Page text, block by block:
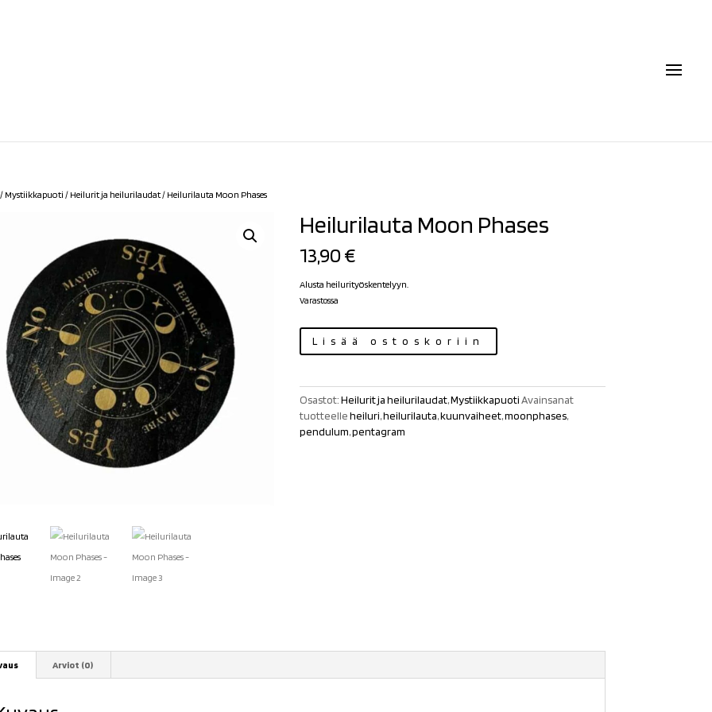
Mystiikkapuoti / Heilurit ja heilurilaudat/ Heilurilauta Moon Phases
Heilurilauta Moon Phases
13,90€
Alusta heilurityöskentelyyn.
Varastossa
Moon
Lisää ostoskoriin
Osastot:Heilurit ja heilurilaudat,MystiikkapuotiAvainsanat
tuotteelleheiluri,heilurilauta,kuunvaiheet,moonphases,
pendulum,pentagram
Arviot (0)